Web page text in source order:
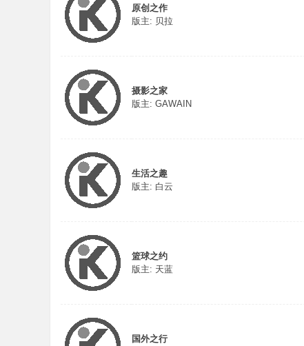
原创之作
版主: 贝拉
摄影之家
版主: GAWAIN
生活之趣
版主: 白云
篮球之约
版主: 天蓝
国外之行